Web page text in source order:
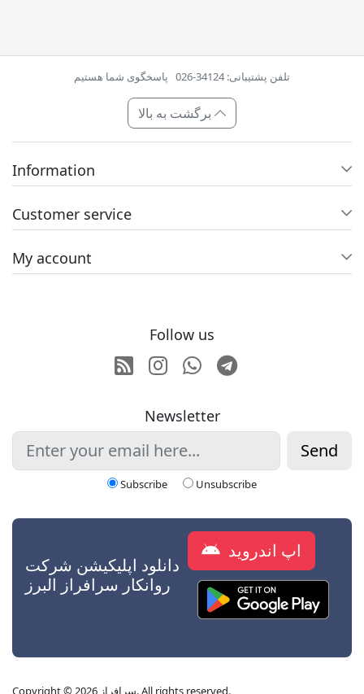
تلفن پشتیبانی: 34124-026 پاسخگوی شما هستیم
Information
Customer service
My account
Follow us
RSSInstagram
Whatsapp
Telegram
Newsletter
Send
Subscribe Unsubscribe
دانلود اپلیکیشن شرکت
روانکار سرافراز البرز
اپ اندروید
Copyright © 2026 سرافراز. All rights reserved.